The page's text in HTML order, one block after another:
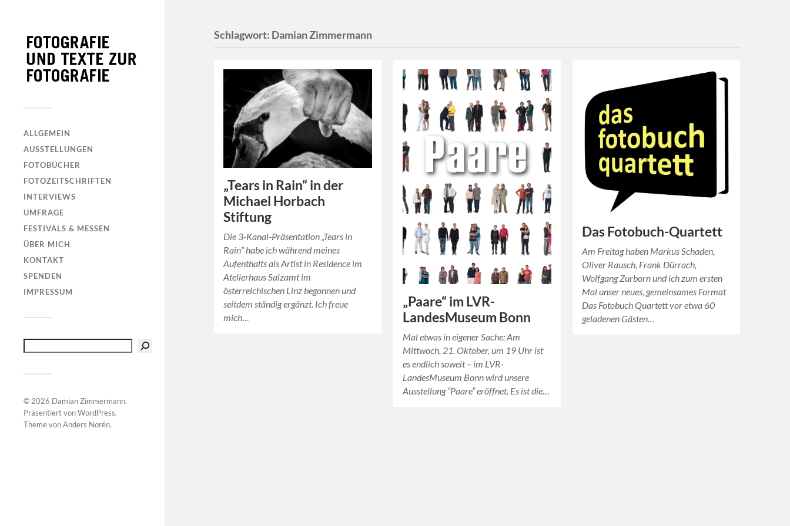
ALLGEMEIN
AUSSTELLUNGEN
FOTOBÜCHER
FOTOZEITSCHRIFTEN
INTERVIEWS
UMFRAGE
FESTIVALS & MESSEN
ÜBER MICH
KONTAKT
SPENDEN
IMPRESSUM
© 2026 Damian Zimmermann.
Präsentiert vonWordPress.
Theme vonAnders Norén.
Schlagwort: Damian Zimmermann
„Tears in Rain“ in der
Michael Horbach
Stiftung
Die 3-Kanal-Präsentation „Tears in
Rain“ habe ich während meines
Aufenthalts als Artist in Residence im
Atelierhaus Salzamt im
österreichischen Linz begonnen und
seitdem ständig ergänzt. Ich freue
mich…
„Paare“ im LVR-
LandesMuseum Bonn
Mal etwas in eigener Sache: Am
Mittwoch, 21. Oktober, um 19 Uhr ist
es endlich soweit – im LVR-
LandesMuseum Bonn wird unsere
Ausstellung “Paare” eröffnet. Es ist die…
Das Fotobuch-Quartett
Am Freitag haben Markus Schaden,
Oliver Rausch, Frank Dürrach,
Wolfgang Zurborn und ich zum ersten
Mal unser neues, gemeinsames Format
Das Fotobuch Quartett vor etwa 60
geladenen Gästen…